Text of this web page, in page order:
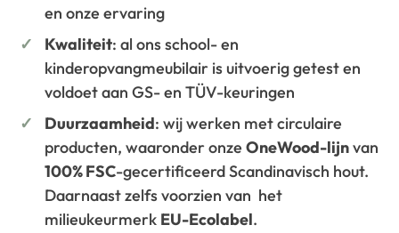
en onze ervaring
Kwaliteit: al ons school- en
kinderopvangmeubilair is uitvoerig getest en
voldoet aan GS- en TÜV-keuringen
Duurzaamheid: wij werken met circulaire
producten, waaronder onzeOneWood-lijnvan
100% FSC-gecertificeerd Scandinavisch hout.
Daarnaast zelfs voorzien van het
milieukeurmerk EU-Ecolabel.